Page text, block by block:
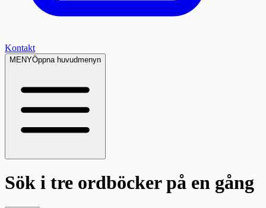
Kontakt
MENYÖppna huvudmenyn
Sök i tre ordböckerpå en gång